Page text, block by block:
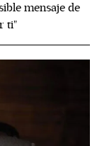
mensaje de
ti"